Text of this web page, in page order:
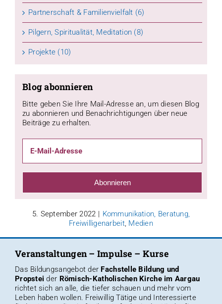
Partnerschaft & Familienvielfalt (6)
Pilgern, Spiritualität, Meditation (8)
Projekte (10)
Blog abonnieren
Bitte geben Sie Ihre Mail-Adresse an, um diesen Blog
zu abonnieren und Benachrichtigungen über neue
Beiträge zu erhalten.
Adresse
Abonnieren
5. September 2022 | Kommunikation, Beratung,
Freiwilligenarbeit, Medien
Veranstaltungen – Impulse – Kurse
Das Bildungsangebot der Fachstelle Bildung und
Propstei der Römisch-Katholischen Kirche im Aargau
richtet sich an alle, die tiefer schauen und mehr vom
Leben haben wollen. Freiwillig Tätige und Interessierte